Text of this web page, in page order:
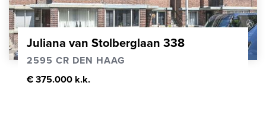
Juliana van Stolberglaan 338
2595 CR DEN HAAG
€ 375.000 k.k.